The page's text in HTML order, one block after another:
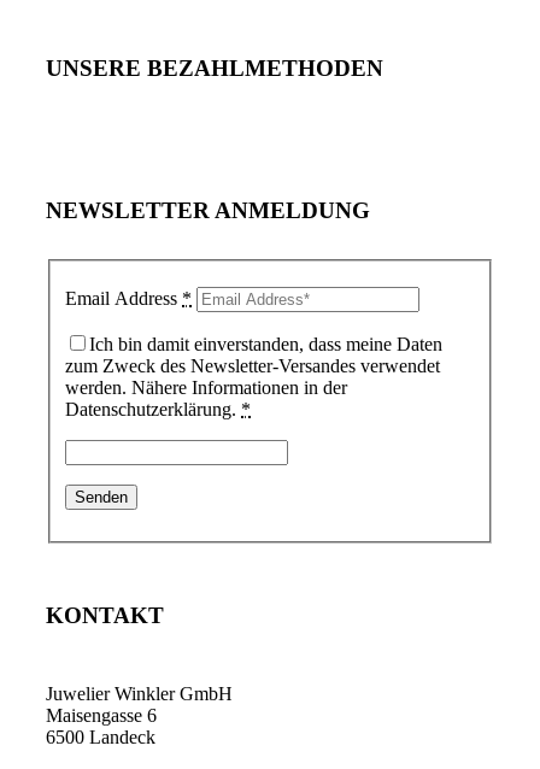
UNSERE BEZAHLMETHODEN
NEWSLETTER ANMELDUNG
Email Address *
Ich bin damit einverstanden, dass meine Daten
zum Zweck des Newsletter-Versandes verwendet
werden. Nähere Informationen in der
Datenschutzerklärung. *
KONTAKT
Juwelier Winkler GmbH
Maisengasse 6
6500 Landeck